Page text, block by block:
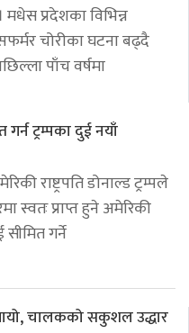
प्रदेशका विभिन्न
चोरीका घटना बढ्दै
पाँच वर्षमा
ट्रम्पका दुई नयाँ
राष्ट्रपति डोनाल्ड ट्रम्पले
स्वतः प्राप्त हुने अमेरिकी
गर्ने
चालकको सकुशल उद्धार